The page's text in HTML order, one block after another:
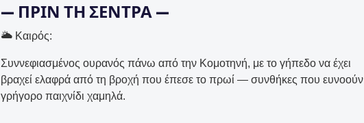
— ΠΡΙΝ ΤΗ ΣΕΝΤΡΑ —
🌥 Καιρός:
Συννεφιασμένος ουρανός πάνω από την Κομοτηνή, με το γήπεδο να έχει
βραχεί ελαφρά από τη βροχή που έπεσε το πρωί — συνθήκες που ευνοούν
γρήγορο παιχνίδι χαμηλά.